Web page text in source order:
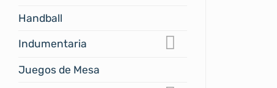
Handball
Indumentaria
Juegos de Mesa